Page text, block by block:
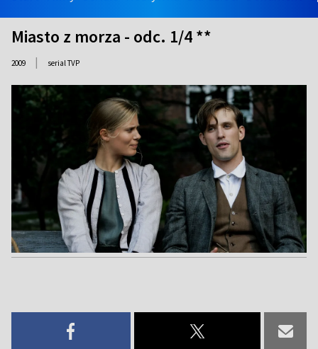
Miasto z morza - odc. 1/4 **
2009 | serial TVP